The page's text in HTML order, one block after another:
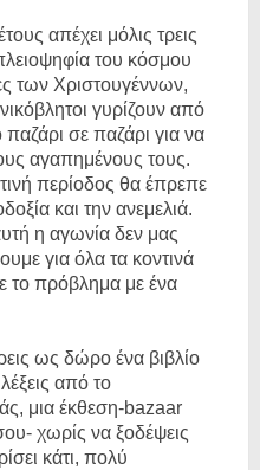
απέχει μόλις τρεις
του κόσμου
των Χριστουγέννων,
γυρίζουν από
σε παζάρι για να
αγαπημένους τους.
περίοδος θα έπρεπε
και την ανεμελιά.
η αγωνία δεν μας
για όλα τα κοντινά
πρόβλημα με ένα
ως δώρο ένα βιβλίο
από το
μια έκθεση-bazaar
χωρίς να ξοδέψεις
κάτι, πολύ